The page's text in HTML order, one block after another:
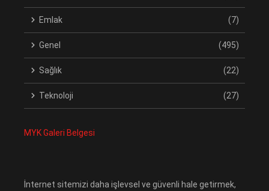
Emlak (7)
Genel (495)
Sağlık (22)
Teknoloji (27)
MYK Galeri Belgesi
İnternet sitemizi daha işlevsel ve güvenli hale getirmek,